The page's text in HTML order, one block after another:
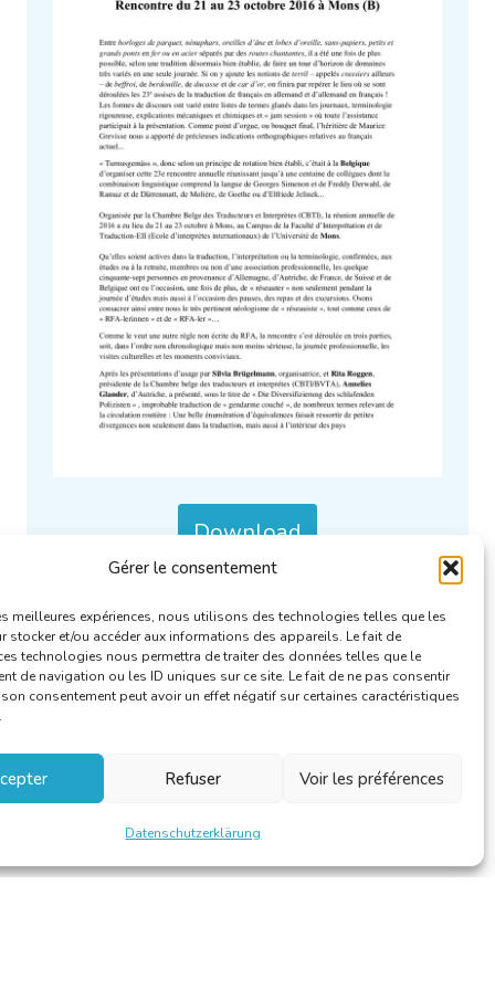
Gérer le consentement
meilleures expériences, nous utilisons des technologies telles que les
stocker et/ou accéder aux informations des appareils. Le fait de
technologies nous permettra de traiter des données telles que le
de navigation ou les ID uniques sur ce site. Le fait de ne pas consentir
consentement peut avoir un effet négatif sur certaines caractéristiques
Refuser Voir les préférences
Datenschutzerklärung
Download
Kategorien : Berichte des RFA .